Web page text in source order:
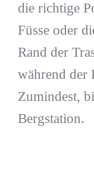
die richtige
Füsse oder
Rand der
während der
Zumindest,
Bergstation.